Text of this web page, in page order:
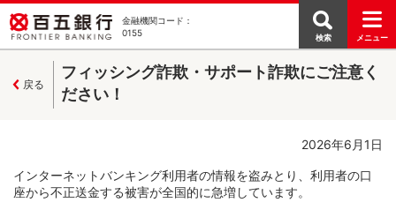
金融機関コード：
0155
メニュー
検索
戻る
フィッシング詐欺・サポート詐欺にご注意く
ださい！
2026年6月1日
インターネットバンキング利用者の情報を盗みとり、利用者の口
座から不正送金する被害が全国的に急増しています。